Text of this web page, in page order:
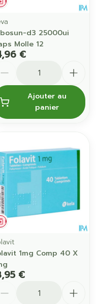
d3 25000ui
Molle 12
€
Ajouter au
panier
Médicament
1mg Comp 40 X
€